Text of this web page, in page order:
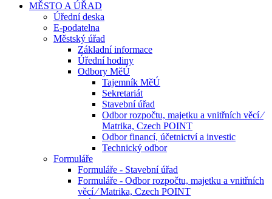
MĚSTO A ÚŘAD
Úřední deska
E-podatelna
Městský úřad
Základní informace
Úřední hodiny
Odbory MěÚ
Tajemník MěÚ
Sekretariát
Stavební úřad
Odbor rozpočtu, majetku a vnitřních věcí ⁄
Matrika, Czech POINT
Odbor financí, účetnictví a investic
Technický odbor
Formuláře
Formuláře - Stavební úřad
Formuláře - Odbor rozpočtu, majetku a vnitřních
věcí ⁄ Matrika, Czech POINT